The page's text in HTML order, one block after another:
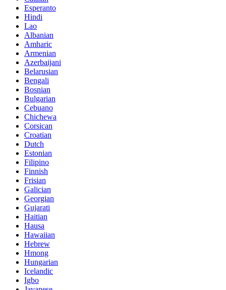
Esperanto
Hindi
Lao
Albanian
Amharic
Armenian
Azerbaijani
Belarusian
Bengali
Bosnian
Bulgarian
Cebuano
Chichewa
Corsican
Croatian
Dutch
Estonian
Filipino
Finnish
Frisian
Galician
Georgian
Gujarati
Haitian
Hausa
Hawaiian
Hebrew
Hmong
Hungarian
Icelandic
Igbo